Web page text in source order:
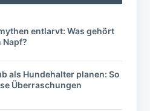
entlarvt: Was gehört
als Hundehalter planen: So
Überraschungen